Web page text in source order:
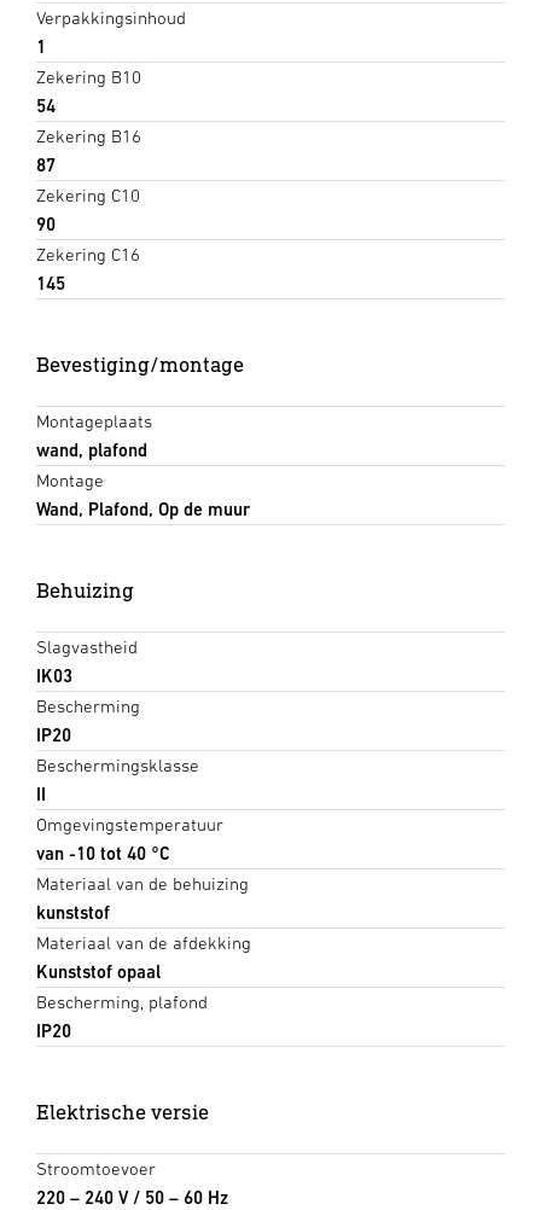
Verpakkingsinhoud
1
Zekering B10
54
Zekering B16
87
Zekering C10
90
Zekering C16
145
Bevestiging/montage
Montageplaats
wand, plafond
Montage
Wand, Plafond, Op de muur
Behuizing
Slagvastheid
IK03
Bescherming
IP20
Beschermingsklasse
II
Omgevingstemperatuur
van -10 tot 40 °C
Materiaal van de behuizing
kunststof
Materiaal van de afdekking
Kunststof opaal
Bescherming, plafond
IP20
Elektrische versie
Stroomtoevoer
220 – 240 V / 50 – 60 Hz